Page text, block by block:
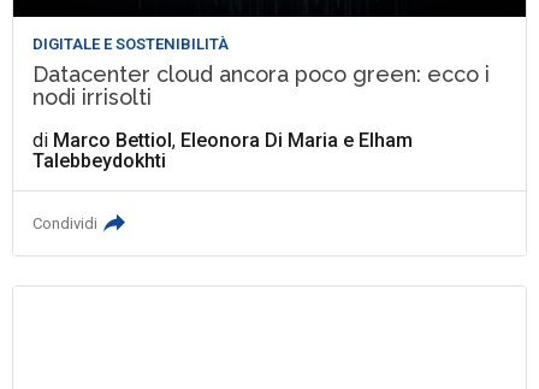
DIGITALE E SOSTENIBILITÀ
Datacenter cloud ancora poco green: ecco i
nodi irrisolti
di Marco Bettiol, Eleonora Di Maria e Elham
Talebbeydokhti
Condividi